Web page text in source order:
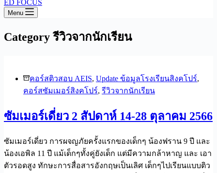
ED FOCUS
Menu
Categoryรีวิวจากนักเรียน
คอร์สติวสอบ AEIS, Update ข้อมูลโรงเรียนสิงคโปร์,
คอร์สซัมเมอร์สิงคโปร์, รีวิวจากนักเรียน
ซัมเมอร์เดี่ยว 2 สัปดาห์ 14-28 ตุลาคม 2566
ซัมเมอร์เดี่ยว การผจญภัยครั้งแรกของเด็กๆ น้องฟราน 9 ปี และ
น้องเอพิล 11 ปี แม้เด็กๆทั้งคู่ยังเด็ก แต่มีความกล้าหาญ และ เอา
ตัวรอดสูง ทักษะการสื่อสารอังกฤษเป็นเลิศ เด็กๆไปเรียนแบบติว